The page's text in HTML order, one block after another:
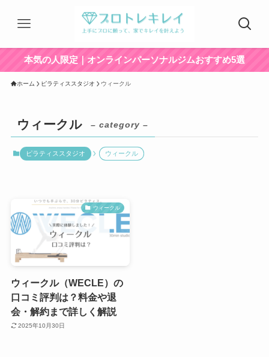
本気の人限定｜オンラインパーソナルジムおすすめ5選
ホーム ピラティススタジオ ウィークル
ウィークル – category –
ピラティススタジオ ウィークル
ウィークル
ウィークル（WECLE）の
口コミ評判は？料金や退
会・解約まで詳しく解説
2025年10月30日